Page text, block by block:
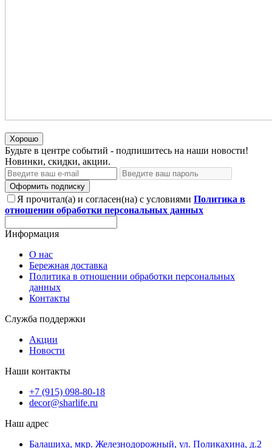
Хорошо
Будьте в центре событий - подпишитесь на наши новости!
Новинки, скидки, акции.
Оформить подписку
Я прочитал(а) и согласен(на) с условиями Политика в
отношении обработки персональных данных
Информация
О нас
Бережная доставка
Политика в отношении обработки персональных
данных
Контакты
Служба поддержки
Акции
Новости
Наши контакты
+7 (915) 098-80-18
decor@sharlife.ru
Наш адрес
Балашиха, мкр. Железнодорожный, ул. Поликахина, д.2